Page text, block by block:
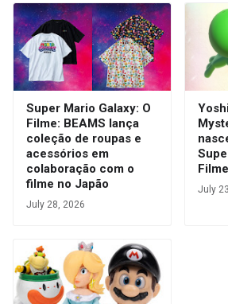
Super Mario Galaxy: O
Filme: BEAMS lança
coleção de roupas e
acessórios em
colaboração com o
filme no Japão
July 28, 2026
July